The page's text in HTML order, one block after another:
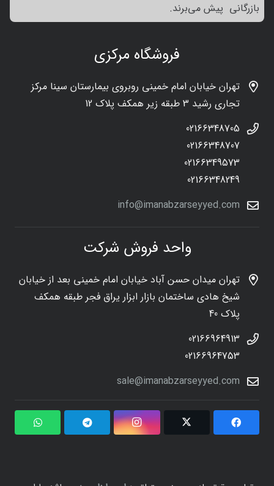
فروشگاه مرکزی
تهران خیابان امام خمینی روبروی بیمارستان سینا مرکز
تجاری رشید 3 طبقه زیر همکف پلاک 12
02166348705
02166348707
02166349573
02166348249
info@imanabzarseyyed.com
واحد فروش شرکت
تهران میدان حسن آباد خیابان امام خمینی بعد از خیابان
شیخ هادی ساختمان بازار ابزار یراق فجر طبقه همکف
پلاک 40
02166964913
02166964753
sale@imanabzarseyyed.com
بازرگانی پیش می‌برند.